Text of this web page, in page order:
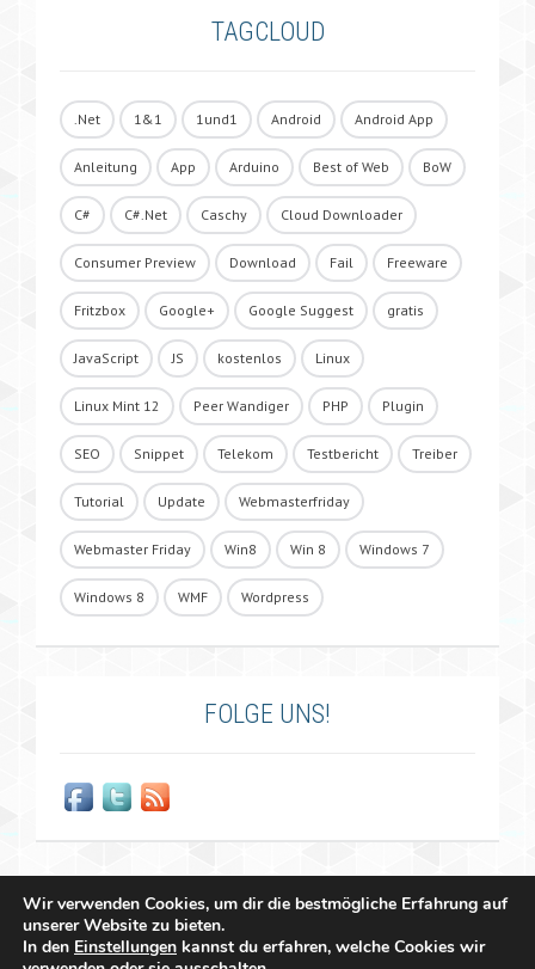
TAGCLOUD
.Net 1&1 1und1 Android Android App
Anleitung App Arduino Best of Web BoW
C# C#.Net Caschy Cloud Downloader
Consumer Preview Download Fail Freeware
Fritzbox Google+ Google Suggest gratis
JavaScript JS kostenlos Linux
Linux Mint 12 Peer Wandiger PHP Plugin
SEO Snippet Telekom Testbericht Treiber
Tutorial Update Webmasterfriday
Webmaster Friday Win8 Win 8 Windows 7
Windows 8 WMF Wordpress
FOLGE UNS!
Wir verwenden Cookies, um dir die bestmögliche Erfahrung auf
unserer Website zu bieten.
In den Einstellungen kannst du erfahren, welche Cookies wir